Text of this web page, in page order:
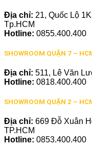
Địa chỉ: 21, Quốc Lộ
Tp.HCM
Hotline: 0855.400.400
SHOWROOM QUẬN 7 –
Địa chỉ: 511, Lê Văn
Hotline: 0818.400.400
SHOWROOM QUẬN 2 –
Địa chỉ: 669 Đỗ Xuân
TP.HCM
Hotline: 0853.400.400